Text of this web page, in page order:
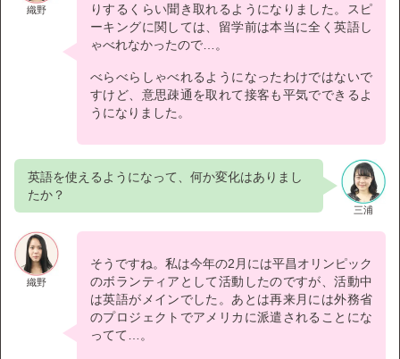
織野
りするくらい聞き取れるようになりました。スピ
ーキングに関しては、留学前は本当に全く英語し
ゃべれなかったので…。
べらべらしゃべれるようになったわけではないで
すけど、意思疎通を取れて接客も平気でできるよ
うになりました。
三浦
英語を使えるようになって、何か変化はありまし
たか？
織野
そうですね。私は今年の2月には平昌オリンピック
のボランティアとして活動したのですが、活動中
は英語がメインでした。あとは再来月には外務省
のプロジェクトでアメリカに派遣されることにな
ってて…。